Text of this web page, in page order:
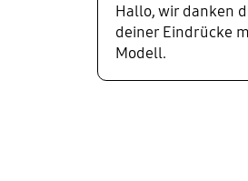
Hallo, wir danken
deiner Eindrücke
Modell.